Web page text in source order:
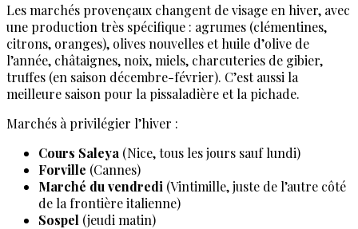
Les marchés provençaux changent de visage en hiver, avec
une production très spécifique : agrumes (clémentines,
citrons, oranges), olives nouvelles et huile d’olive de
l’année, châtaignes, noix, miels, charcuteries de gibier,
truffes (en saison décembre-février). C’est aussi la
meilleure saison pour la pissaladière et la pichade.
Marchés à privilégier l’hiver :
Cours Saleya (Nice, tous les jours sauf lundi)
Forville (Cannes)
Marché du vendredi (Vintimille, juste de l’autre côté
de la frontière italienne)
Sospel (jeudi matin)